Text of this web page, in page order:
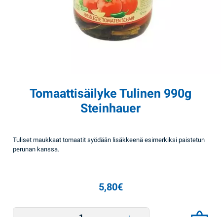
Tomaattisäilyke Tulinen 990g
Steinhauer
Tuliset maukkaat tomaatit syödään lisäkkeenä esimerkiksi paistetun
perunan kanssa.
5,80€